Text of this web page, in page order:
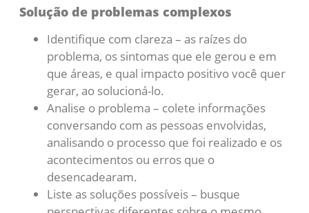
Solução de problemas complexos
Identifique com clareza – as raízes do
problema, os sintomas que ele gerou e em
que áreas, e qual impacto positivo você quer
gerar, ao solucioná-lo.
Analise o problema – colete informações
conversando com as pessoas envolvidas,
analisando o processo que foi realizado e os
acontecimentos ou erros que o
desencadearam.
Liste as soluções possíveis – busque